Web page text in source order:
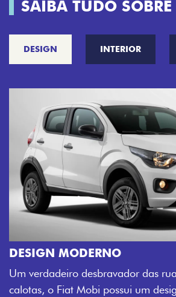
SAIBA TUDO
DESIGN INTERIOR
com novas
jovem pensado
CINCO
O Fiat Mobi tem
sua cara. Escolha
Montecarlo,
Silverstone.